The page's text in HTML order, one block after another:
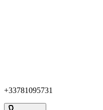
+33781095731